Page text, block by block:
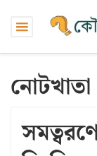
নোটখাতা